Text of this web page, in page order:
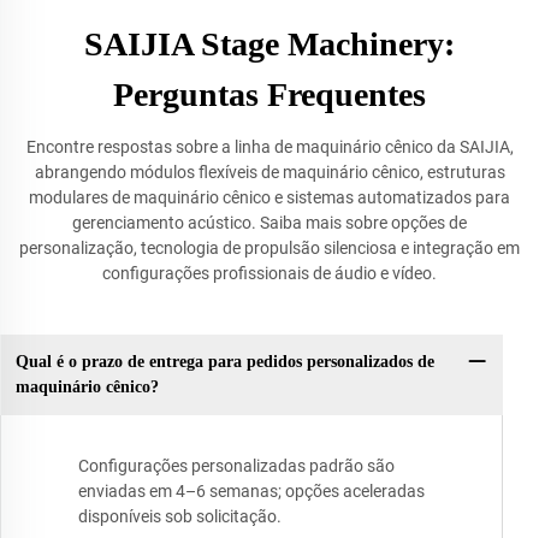
SAIJIA Stage Machinery:
Perguntas Frequentes
Encontre respostas sobre a linha de maquinário cênico da SAIJIA,
abrangendo módulos flexíveis de maquinário cênico, estruturas
modulares de maquinário cênico e sistemas automatizados para
gerenciamento acústico. Saiba mais sobre opções de
personalização, tecnologia de propulsão silenciosa e integração em
configurações profissionais de áudio e vídeo.
Qual é o prazo de entrega para pedidos personalizados de
maquinário cênico?
Configurações personalizadas padrão são
enviadas em 4–6 semanas; opções aceleradas
disponíveis sob solicitação.